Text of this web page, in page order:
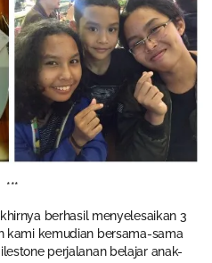
***
berhasil menyelesaikan 3
kami kemudian bersama-sama
perjalanan belajar anak-